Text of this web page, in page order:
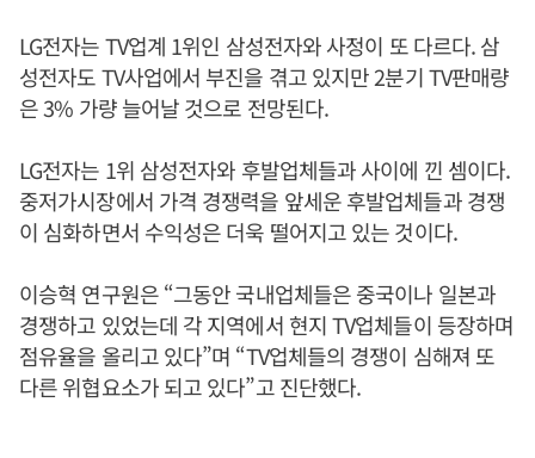
LG전자는 TV업계 1위인 삼성전자와 사정이 또 다르다. 삼
성전자도 TV사업에서 부진을 겪고 있지만 2분기 TV판매량
은 3% 가량 늘어날 것으로 전망된다.
LG전자는 1위 삼성전자와 후발업체들과 사이에 낀 셈이다.
중저가시장에서 가격 경쟁력을 앞세운 후발업체들과 경쟁
이 심화하면서 수익성은 더욱 떨어지고 있는 것이다.
이승혁 연구원은 “그동안 국내업체들은 중국이나 일본과
경쟁하고 있었는데 각 지역에서 현지 TV업체들이 등장하며
점유율을 올리고 있다”며 “TV업체들의 경쟁이 심해져 또
다른 위협요소가 되고 있다”고 진단했다.